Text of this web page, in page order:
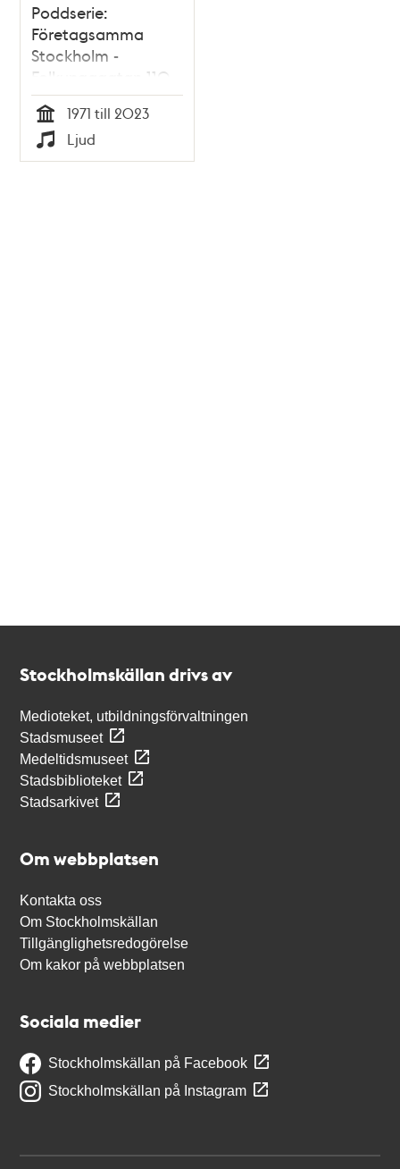
Poddserie:
Företagsamma
Stockholm -
Folkungagatan 110,
Fernando Di Luca
Tid
1971 till 2023
Typ
Ljud
Stockholmskällan drivs av
Medioteket, utbildningsförvaltningen
Stadsmuseet
Medeltidsmuseet
Stadsbiblioteket
Stadsarkivet
Om webbplatsen
Kontakta oss
Om Stockholmskällan
Tillgänglighetsredogörelse
Om kakor på webbplatsen
Sociala medier
Stockholmskällan på Facebook
Stockholmskällan på Instagram